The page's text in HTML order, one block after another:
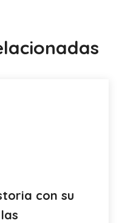
con su